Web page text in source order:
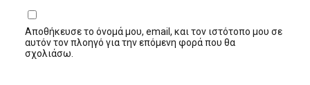
Αποθήκευσε το όνομά μου, email, και τον ιστότοπο μου σε
αυτόν τον πλοηγό για την επόμενη φορά που θα
σχολιάσω.